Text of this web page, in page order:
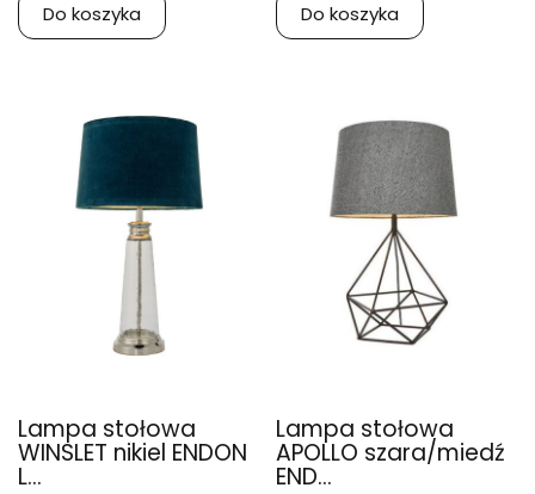
Do koszyka Do koszyka
Lampa stołowa
WINSLET nikiel ENDON
L...
Lampa stołowa
APOLLO szara/miedź
END...